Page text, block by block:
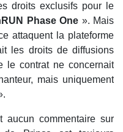
droits exclusifs pour le
Phase One ». Mais
attaquent la plateforme
les droits de diffusions
le contrat ne concernait
mais uniquement
aucun commentaire sur